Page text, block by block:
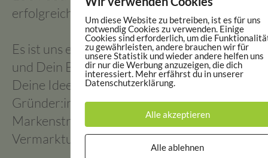
erfolgreich nach vorne zu bringen.
Es ist uns eine Herzensangelegenheit, Dich
und Dein Business zu unterstützen und
Deine Ideen zu challengen. Wir helfen Food
Gründer:innen in allen Fragen zur
Markenstrategie und Markenaufbau,
Vermarktung und Finanzierung.
Um diese Website zu betreiben, ist es für uns
notwendig Cookies zu verwenden. Einige
Cookies sind erforderlich, um die
zu gewährleisten, andere brauchen wir für
unsere Statistik und wieder andere helfen uns
dir nur die Werbung anzuzeigen, die dich
interessiert. Mehr erfährst du in unserer
Datenschutzerklärung.
Alle akzeptieren
Alle ablehnen